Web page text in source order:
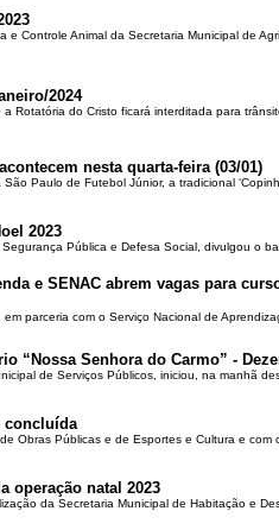
Controle Animal da Secretaria Municipal de
2024
Rotatória do Cristo ficará interditada para
nesta quarta-feira (03/01)
Paulo de Futebol Júnior, a tradicional
2023
Pública e Defesa Social, divulgou o
e SENAC abrem vagas para
parceria com o Serviço Nacional de
“Nossa Senhora do Carmo” -
de Serviços Públicos, iniciou, na manhã
concluída
Obras Públicas e de Esportes e Cultura e com
operação natal 2023
da Secretaria Municipal de Habitação e